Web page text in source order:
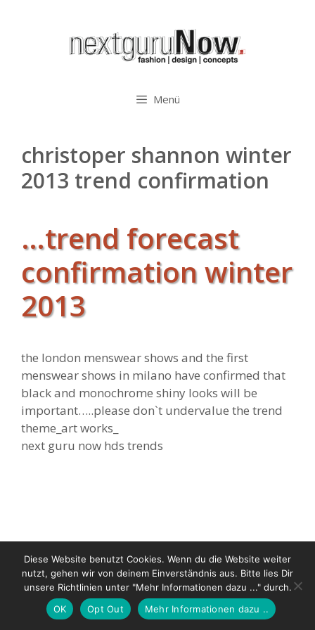
Menü
christoper shannon winter
2013 trend confirmation
…trend forecast
confirmation winter
2013
the london menswear shows and the first
menswear shows in milano have confirmed that
black and monochrome shiny looks will be
important…..please don`t undervalue the trend
theme_art works_
next guru now hds trends
Police
Diese Website benutzt Cookies. Wenn du die Website weiter
nutzt, gehen wir von deinem Einverständnis aus. Bitte lies Dir
unsere Richtlinien unter "Mehr Informationen dazu ..." durch.
OK
Opt Out Mehr Informationen dazu ..